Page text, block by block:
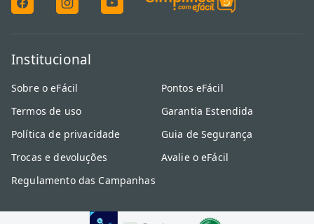
Institucional
Sobre o eFácil
Termos de uso
Política de privacidade
Trocas e devoluções
Regulamento das Campanhas
Pontos eFácil
Garantia Estendida
Guia de Segurança
Avalie o eFácil